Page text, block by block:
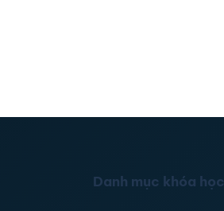
Danh mục khóa học